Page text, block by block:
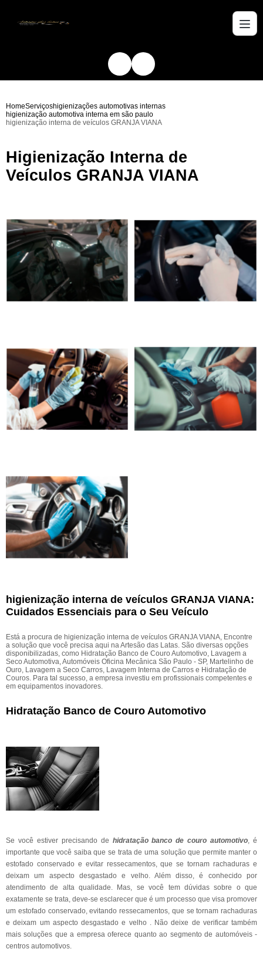
HomeServiçoshigienizações automotivas internas
higienização automotiva interna em são paulo
higienização interna de veículos GRANJA VIANA
Higienização Interna de
Veículos GRANJA VIANA
higienização interna de veículos GRANJA VIANA:
Cuidados Essenciais para o Seu Veículo
Está a procura de higienização interna de veículos GRANJA VIANA, Encontre
a solução que você precisa aqui na Artesão das Latas. São diversas opções
disponibilizadas, como Hidratação Banco de Couro Automotivo, Lavagem a
Seco Automotiva, Automóveis Oficina Mecânica São Paulo - SP, Martelinho de
Ouro, Lavagem a Seco Carros, Lavagem Interna de Carros e Hidratação de
Couros. Para tal sucesso, a empresa investiu em profissionais competentes e
em equipamentos inovadores.
Hidratação Banco de Couro Automotivo
Se você estiver precisando de hidratação banco de couro automotivo, é
importante que você saiba que se trata de uma solução que permite manter o
estofado conservado e evitar ressecamentos, que se tornam rachaduras e
deixam um aspecto desgastado e velho. Além disso, é conhecido por
atendimento de alta qualidade. Mas, se você tem dúvidas sobre o que
exatamente se trata, deve-se esclarecer que é um processo que visa promover
um estofado conservado, evitando ressecamentos, que se tornam rachaduras
e deixam um aspecto desgastado e velho . Não deixe de verificar também
mais soluções que a empresa oferece quanto ao segmento de automóveis -
centros automotivos.